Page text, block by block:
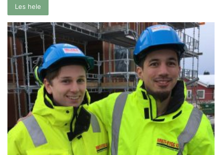
Les hele